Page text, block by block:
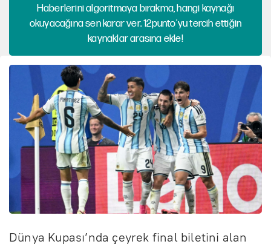
Haberlerini algoritmaya bırakma, hangi kaynağı
okuyacağına sen karar ver. 12punto'yu tercih ettiğin
kaynaklar arasına ekle!
Dünya Kupası’nda çeyrek final biletini alan